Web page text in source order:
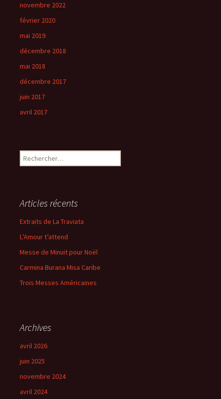
novembre 2022
février 2020
mai 2019
décembre 2018
mai 2018
décembre 2017
juin 2017
avril 2017
Rechercher :
Articles récents
Extraits de La Traviata
L’Amour t’attend
Messe de Minuit pour Noël
Carmina Burana Misa Caribe
Trois Messes Américaines
Archives
avril 2026
juin 2025
novembre 2024
avril 2024